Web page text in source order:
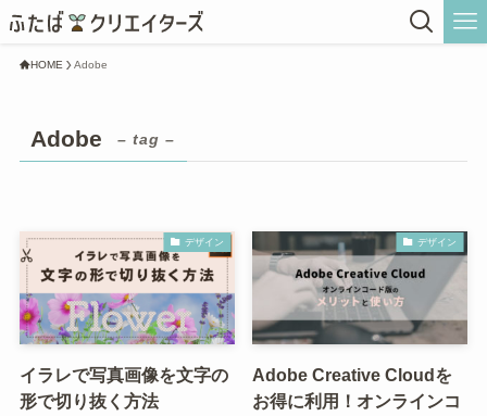
HOME Adobe
Adobe – tag –
デザイン
イラレで写真画像を文字の
形で切り抜く方法
デザイン
Adobe Creative Cloudを
お得に利用！オンラインコ